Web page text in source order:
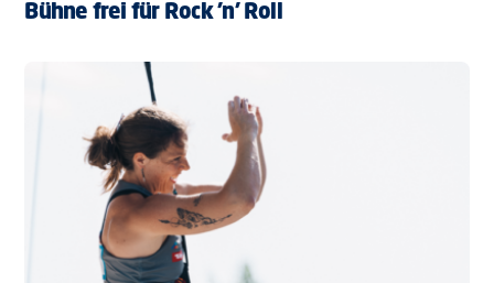
Bühne frei für Rock ’n’ Roll